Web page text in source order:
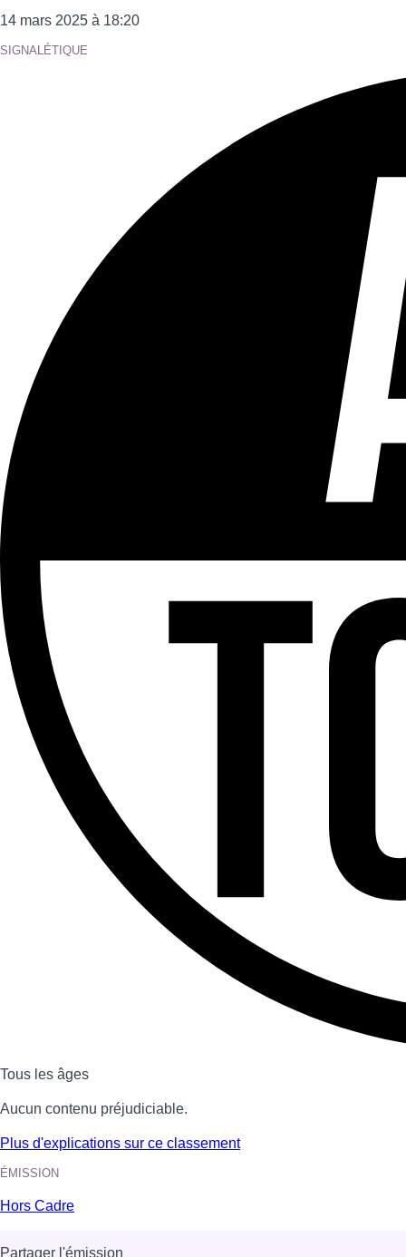
14 mars 2025 à 18:20
SIGNALÉTIQUE
Tous les âges
Aucun contenu préjudiciable.
Plus d'explications sur ce classement
ÉMISSION
Hors Cadre
Partager l'émission